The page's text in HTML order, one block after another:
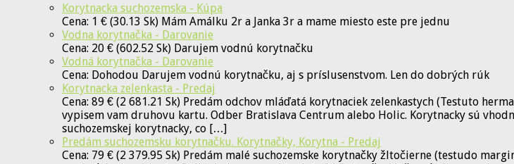
Korytnacka suchozemska - Kúpa
Cena: 1 € (30.13 Sk) Mám Amálku 2r a Janka 3r a mame miesto este pre jednu
Vodna korytnačka - Darovanie
Cena: 20 € (602.52 Sk) Darujem vodnú korytnačku
Vodná korytnačka - Darovanie
Cena: Dohodou Darujem vodnú korytnačku, aj s príslusenstvom. Len do dobrých rúk
Korytnacka zelenkasta - Predaj
Cena: 89 € (2 681.21 Sk) Predám odchov mláďatá korytnaciek zelenkastych (Testuto
vypisem vam druhovu kartu. Odber Bratislava Centrum alebo Holic. Korytnacky sú
suchozemskej korytnacky, co […]
Predám suchozemsku korytnačku. Korytnačky, Korytna - Predaj
Cena: 79 € (2 379.95 Sk) Predám malé suchozemske korytnačky žltočierne (testudo